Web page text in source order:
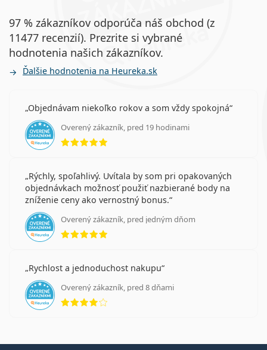
97 % zákazníkov odporúča náš obchod (z
11477 recenzií). Prezrite si vybrané
hodnotenia našich zákazníkov.
Ďalšie hodnotenia na Heureka.sk
Objednávam niekoľko rokov a som vždy spokojná
Overený zákazník, pred 19 hodinami
hodnotenie 5 z 5
Rýchly, spoľahlivý. Uvítala by som pri opakovaných
objednávkach možnosť použiť nazbierané body na
zníženie ceny ako vernostný bonus.
Overený zákazník, pred jedným dňom
hodnotenie 5 z 5
Rychlost a jednoduchost nakupu
Overený zákazník, pred 8 dňami
hodnotenie 4 z 5